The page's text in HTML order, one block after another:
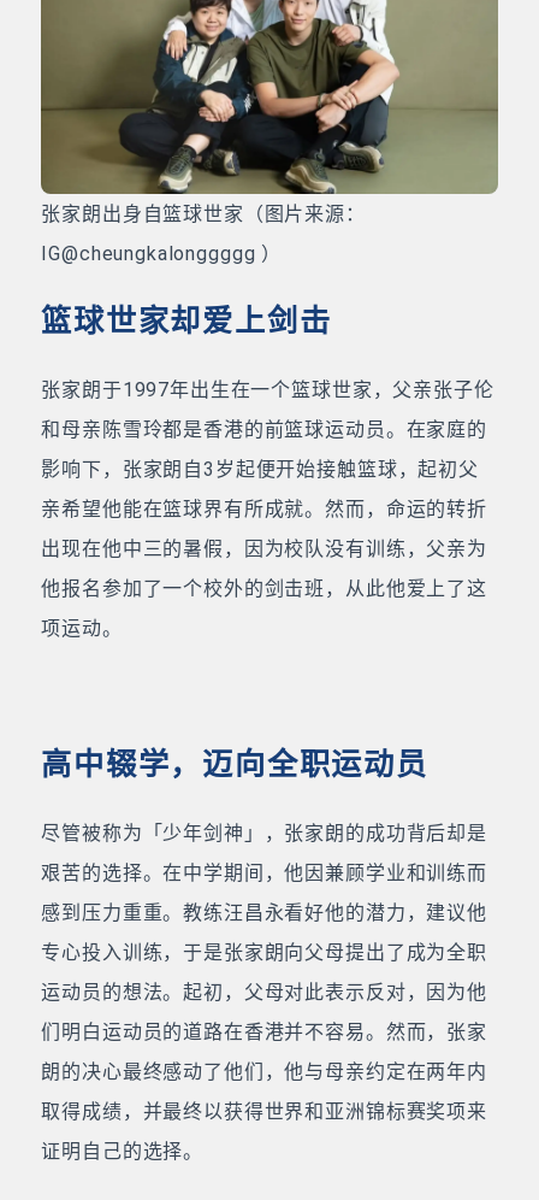
张家朗出身自篮球世家（图片来源：
IG@cheungkalonggggg ）
篮球世家却爱上剑击
张家朗于1997年出生在一个篮球世家，父亲张子伦
和母亲陈雪玲都是香港的前篮球运动员。在家庭的
影响下，张家朗自3岁起便开始接触篮球，起初父
亲希望他能在篮球界有所成就。然而，命运的转折
出现在他中三的暑假，因为校队没有训练，父亲为
他报名参加了一个校外的剑击班，从此他爱上了这
项运动。
高中辍学，迈向全职运动员
尽管被称为「少年剑神」，张家朗的成功背后却是
艰苦的选择。在中学期间，他因兼顾学业和训练而
感到压力重重。教练汪昌永看好他的潜力，建议他
专心投入训练，于是张家朗向父母提出了成为全职
运动员的想法。起初，父母对此表示反对，因为他
们明白运动员的道路在香港并不容易。然而，张家
朗的决心最终感动了他们，他与母亲约定在两年内
取得成绩，并最终以获得世界和亚洲锦标赛奖项来
证明自己的选择。